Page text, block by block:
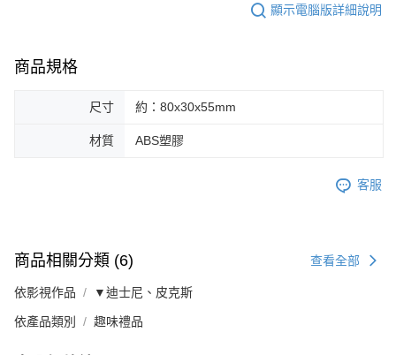
顯示電腦版詳細說明
商品規格
尺寸 約：80x30x55mm
材質 ABS塑膠
客服
商品相關分類 (6) 查看全部
依影視作品 ▼迪士尼、皮克斯
依產品類別 趣味禮品